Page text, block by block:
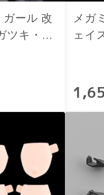
ール 改
ツキ・ド
ず 白
メガ
ェイ